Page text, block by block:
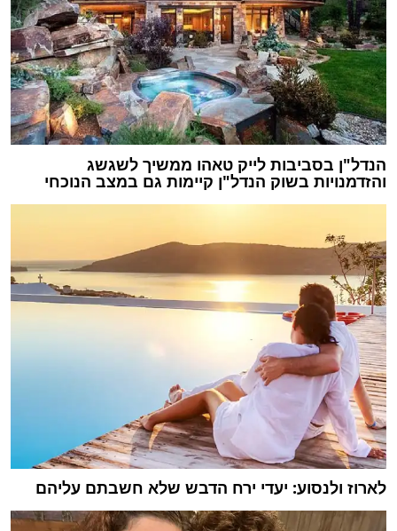
הנדל"ן בסביבות לייק טאהו ממשיך לשגשג
והזדמנויות בשוק הנדל"ן קיימות גם במצב הנוכחי
לארוז ולנסוע: יעדי ירח הדבש שלא חשבתם עליהם